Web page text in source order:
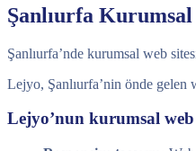
Şanlıurfa Kurumsal
Şanlıurfa’nde kurumsal web
Lejyo, Şanlıurfa’nin önde gelen
Lejyo’nun kurumsal web